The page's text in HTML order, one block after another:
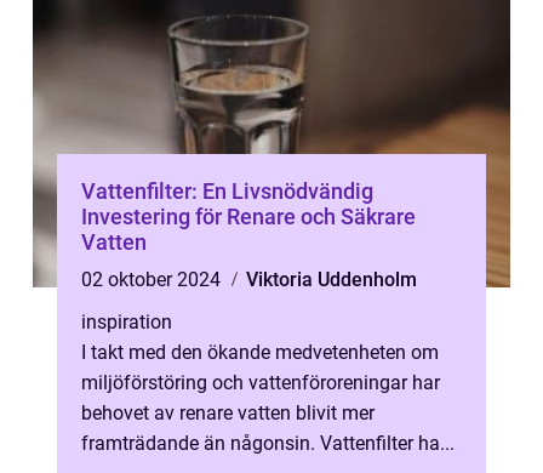
Vattenfilter: En Livsnödvändig
Investering för Renare och Säkrare
Vatten
02 oktober 2024
Viktoria Uddenholm
inspiration
I takt med den ökande medvetenheten om
miljöförstöring och vattenföroreningar har
behovet av renare vatten blivit mer
framträdande än någonsin. Vattenfilter ha...